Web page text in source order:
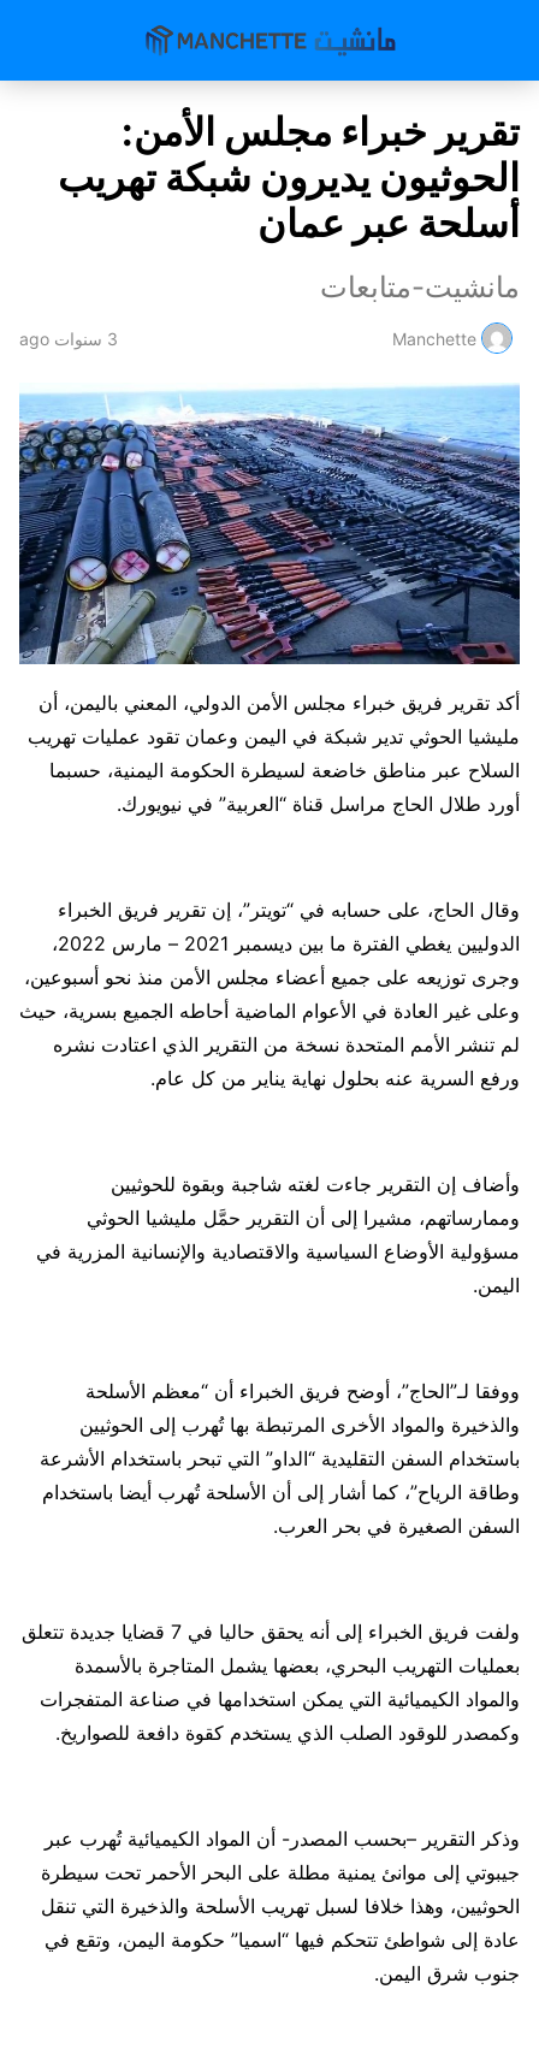
تقرير خبراء مجلس الأمن:
الحوثيون يديرون شبكة تهريب
أسلحة عبر عمان
مانشيت-متابعات
Manchette 3 سنوات ago
أكد تقرير فريق خبراء مجلس الأمن الدولي، المعني باليمن، أن
مليشيا الحوثي تدير شبكة في اليمن وعمان تقود عمليات تهريب
السلاح عبر مناطق خاضعة لسيطرة الحكومة اليمنية، حسبما
أورد طلال الحاج مراسل قناة “العربية” في نيويورك.
وقال الحاج، على حسابه في “تويتر”، إن تقرير فريق الخبراء
الدوليين يغطي الفترة ما بين ديسمبر 2021 – مارس 2022،
وجرى توزيعه على جميع أعضاء مجلس الأمن منذ نحو أسبوعين،
وعلى غير العادة في الأعوام الماضية أحاطه الجميع بسرية، حيث
لم تنشر الأمم المتحدة نسخة من التقرير الذي اعتادت نشره
ورفع السرية عنه بحلول نهاية يناير من كل عام.
وأضاف إن التقرير جاءت لغته شاجبة وبقوة للحوثيين
وممارساتهم، مشيرا إلى أن التقرير حمَّل مليشيا الحوثي
مسؤولية الأوضاع السياسية والاقتصادية والإنسانية المزرية في
اليمن.
ووفقا لـ”الحاج”، أوضح فريق الخبراء أن “معظم الأسلحة
والذخيرة والمواد الأخرى المرتبطة بها تُهرب إلى الحوثيين
باستخدام السفن التقليدية “الداو” التي تبحر باستخدام الأشرعة
وطاقة الرياح”، كما أشار إلى أن الأسلحة تُهرب أيضا باستخدام
السفن الصغيرة في بحر العرب.
ولفت فريق الخبراء إلى أنه يحقق حاليا في 7 قضايا جديدة تتعلق
بعمليات التهريب البحري، بعضها يشمل المتاجرة بالأسمدة
والمواد الكيميائية التي يمكن استخدامها في صناعة المتفجرات
وكمصدر للوقود الصلب الذي يستخدم كقوة دافعة للصواريخ.
وذكر التقرير –بحسب المصدر- أن المواد الكيميائية تُهرب عبر
جيبوتي إلى موانئ يمنية مطلة على البحر الأحمر تحت سيطرة
الحوثيين، وهذا خلافا لسبل تهريب الأسلحة والذخيرة التي تنقل
عادة إلى شواطئ تتحكم فيها “اسميا” حكومة اليمن، وتقع في
جنوب شرق اليمن.